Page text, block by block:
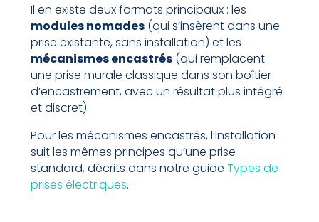
Il en existe deux formats principaux : les
modules nomades(qui s’insèrent dans une
prise existante, sans installation) et les
mécanismes encastrés(qui remplacent
une prise murale classique dans son boîtier
d’encastrement, avec un résultat plus intégré
et discret).
Pour les mécanismes encastrés, l’installation
suit les mêmes principes qu’une prise
standard, décrits dans notre guide Types de
prises électriques.